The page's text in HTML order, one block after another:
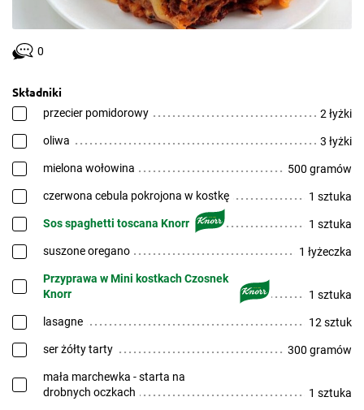
0
Składniki
przecier pomidorowy 2 łyżki
oliwa 3 łyżki
mielona wołowina 500 gramów
czerwona cebula pokrojona w kostkę 1 sztuka
Sos spaghetti toscana Knorr 1 sztuka
suszone oregano 1 łyżeczka
Przyprawa w Mini kostkach Czosnek
Knorr
1 sztuka
lasagne 12 sztuk
ser żółty tarty 300 gramów
mała marchewka - starta na
drobnych oczkach
1 sztuka